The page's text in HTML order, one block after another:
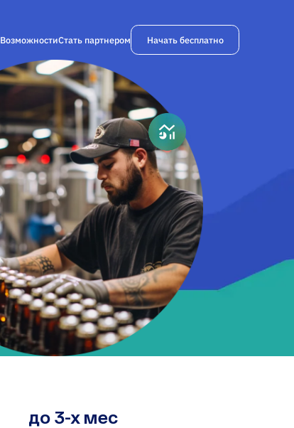
ВозможностиСтать партнером Начать бесплатно
до 3-х мес